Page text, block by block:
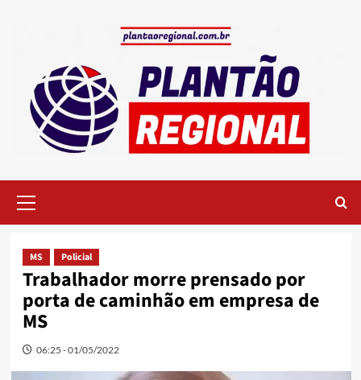
Menu
MS Policial
Trabalhador morre prensado por
porta de caminhão em empresa de
MS
06:25 - 01/05/2022